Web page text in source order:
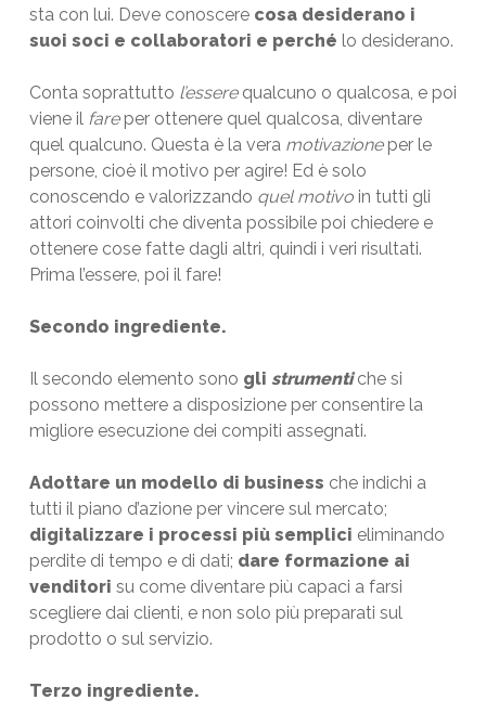
sta con lui. Deve conoscere cosa desiderano i
suoi soci e collaboratori e perché lo desiderano.
Conta soprattutto l’esserequalcuno o qualcosa, e poi
viene il fareper ottenere quel qualcosa, diventare
quel qualcuno. Questa è la vera motivazione per le
persone, cioè il motivo per agire! Ed è solo
conoscendo e valorizzando quel motivoin tutti gli
attori coinvolti che diventa possibile poi chiedere e
ottenere cose fatte dagli altri, quindi i veri risultati.
Prima l’essere, poi il fare!
Secondo ingrediente.
Il secondo elemento sono gli strumenti che si
possono mettere a disposizione per consentire la
migliore esecuzione dei compiti assegnati.
Adottare un modello di business che indichi a
tutti il piano d’azione per vincere sul mercato;
digitalizzare i processi più semplici eliminando
perdite di tempo e di dati; dare formazione ai
venditori su come diventare più capaci a farsi
scegliere dai clienti, e non solo più preparati sul
prodotto o sul servizio.
Terzo ingrediente.